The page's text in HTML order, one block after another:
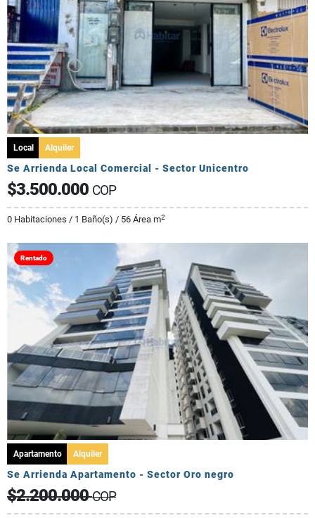
Local Alquiler
Se Arrienda Local Comercial - Sector Unicentro
$3.500.000 COP
0 Habitaciones / 1 Baño(s) / 56 Área m2
Rentado
Apartamento Alquiler
Se Arrienda Apartamento - Sector Oro negro
$2.200.000COP